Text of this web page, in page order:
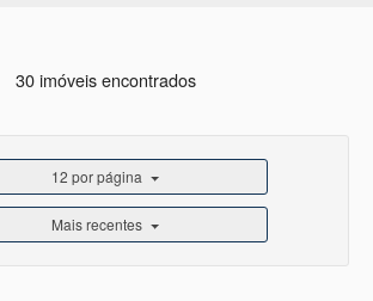
30 imóveis encontrados
12 por página
Mais recentes